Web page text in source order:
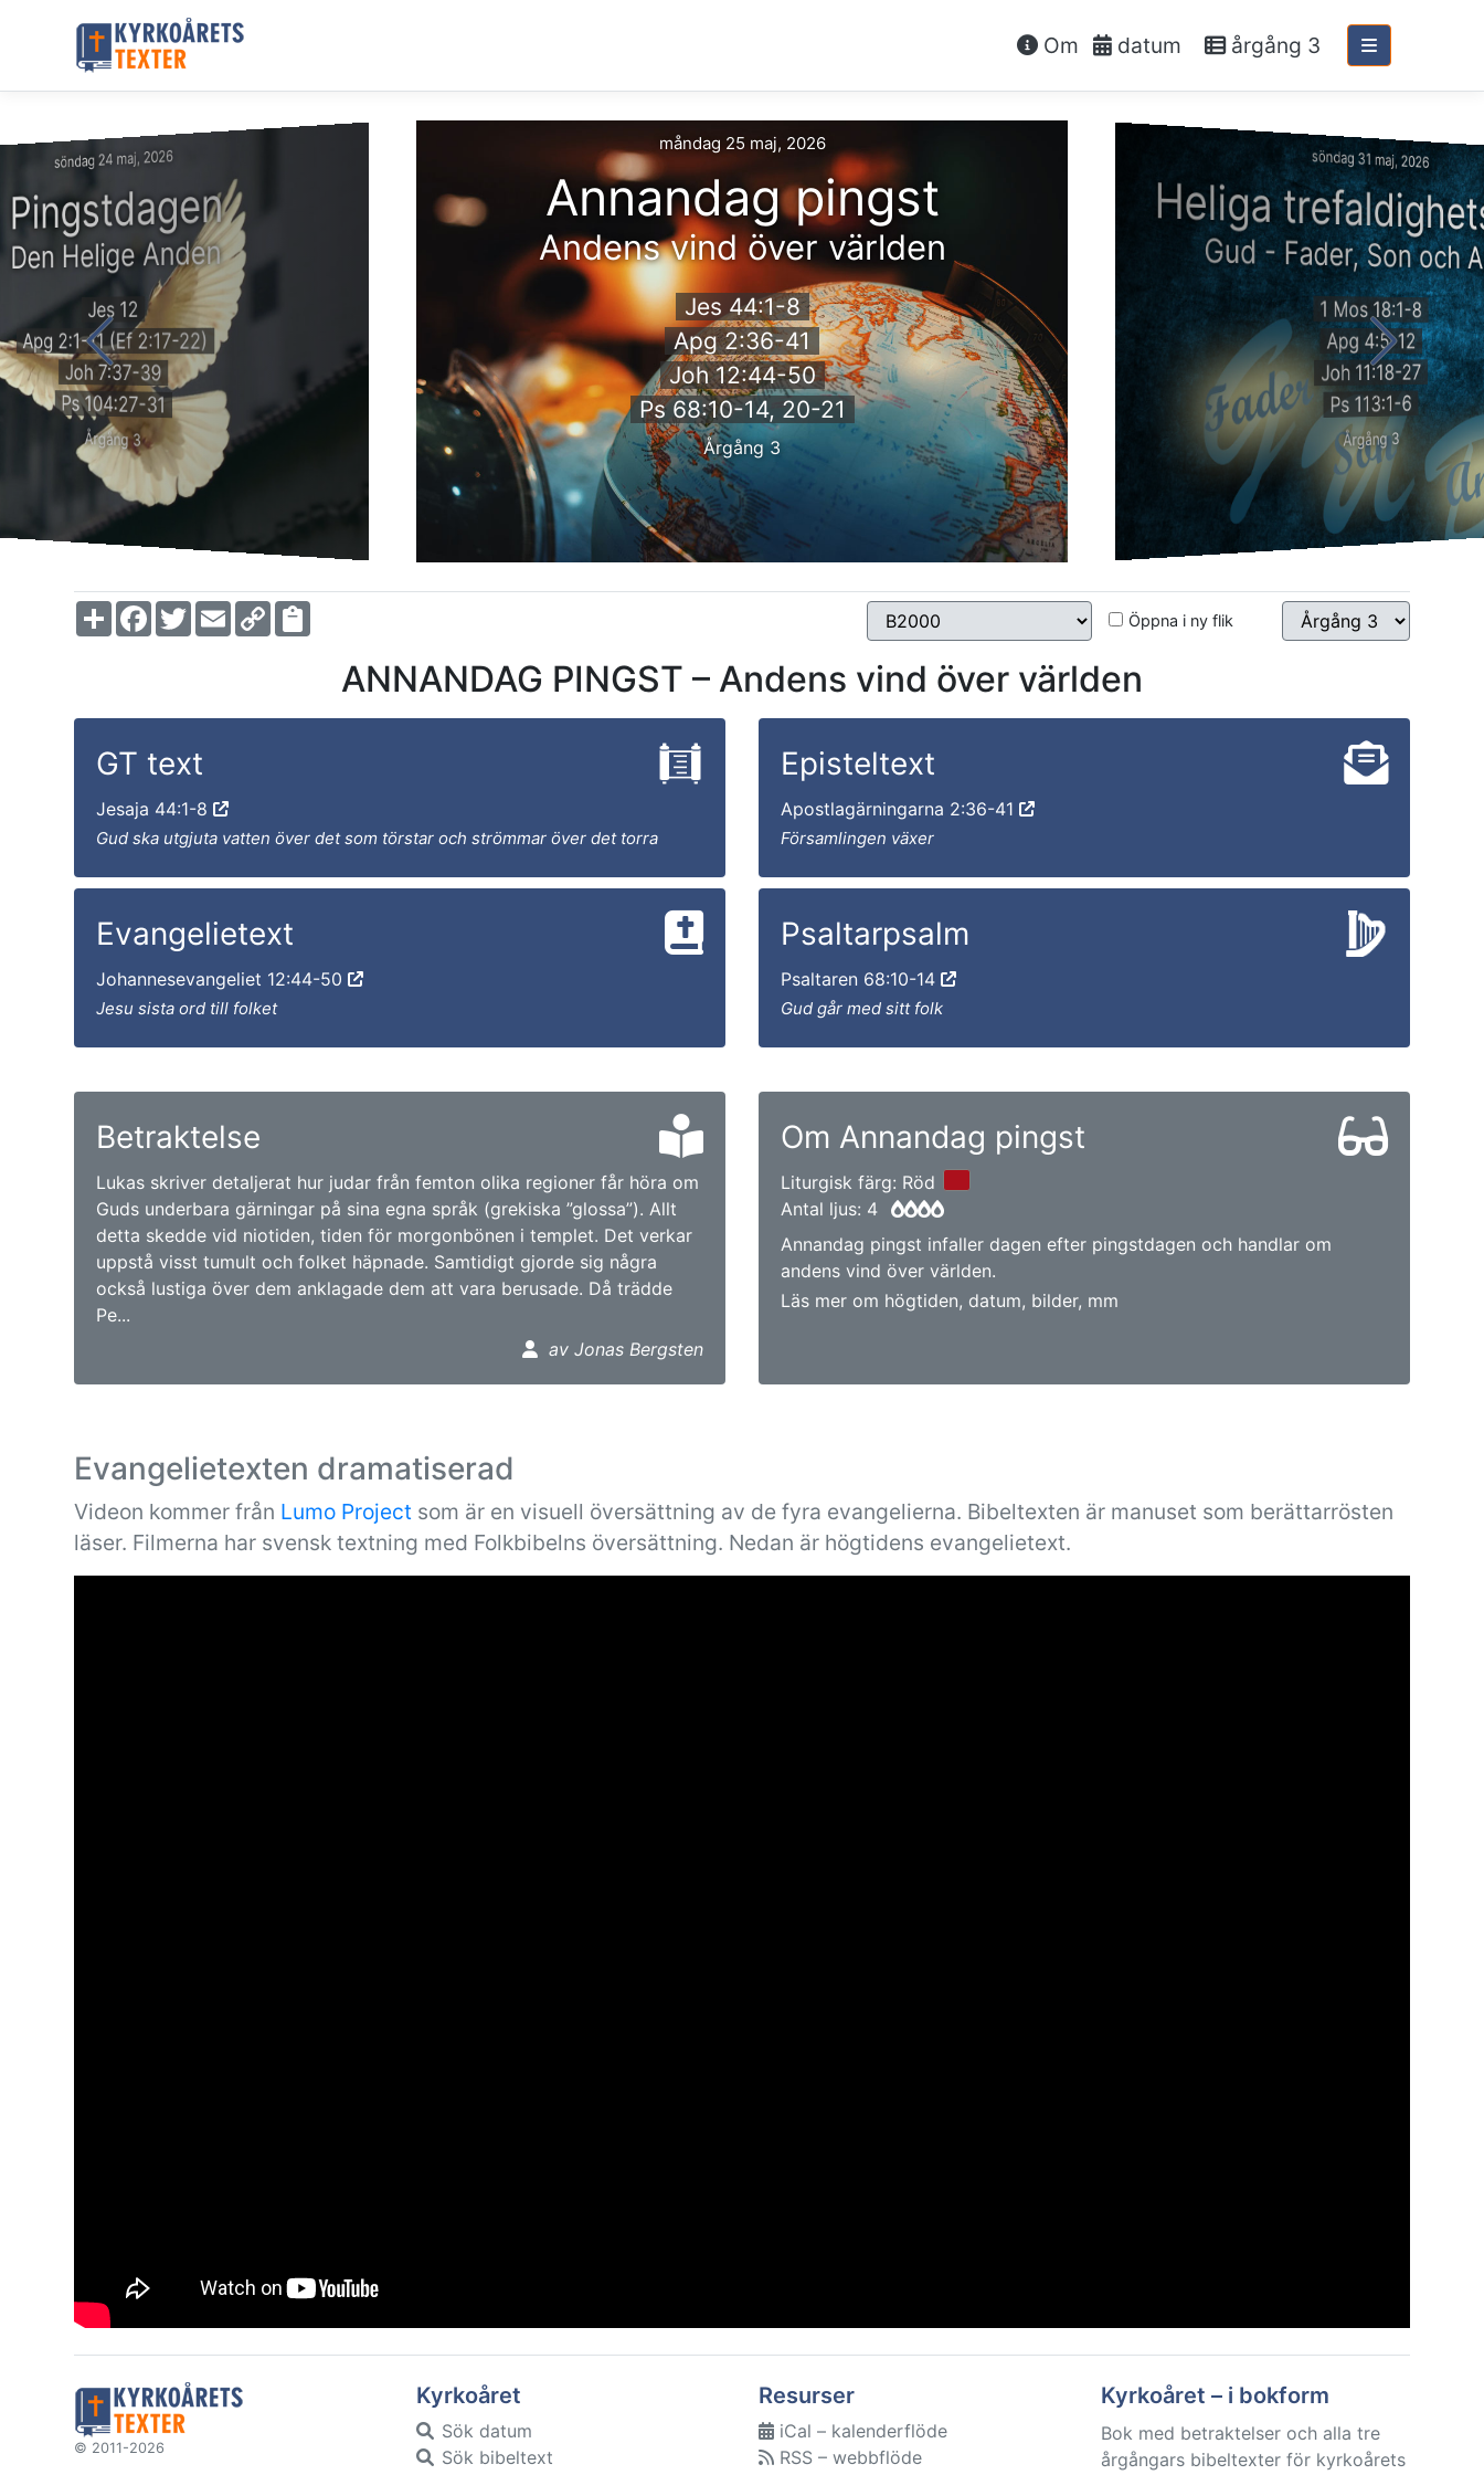
Om datum årgång 3
söndag 24 maj, 2026
Pingstdagen
Den Helige Anden
Jes 12
Apg 2:1-11 (Ef 2:17-22)
Joh 7:37-39
Ps 104:27-31
Årgång 3
måndag 25 maj, 2026
Annandag pingst
Andens vind över världen
Jes 44:1-8
Apg 2:36-41
Joh 12:44-50
Ps 68:10-14, 20-21
Årgång 3
söndag 31 maj, 2026
Heliga
Gud - Fader, Son och
1 Mos 18:1-8
Apg 4:5-12
Joh 11:18-27
Ps 113:1-6
Årgång 3
ShareFacebook
TwitterEmailCopy
Link Öppna i ny flik
ANNANDAG PINGST – Andens vind över världen
GT text
Jesaja 44:1-8
Gud ska utgjuta vatten över det som törstar och strömmar över det torra
Episteltext
Apostlagärningarna 2:36-41
Församlingen växer
Evangelietext
Johannesevangeliet 12:44-50
Jesu sista ord till folket
Psaltarpsalm
Psaltaren 68:10-14
Gud går med sitt folk
Betraktelse
Lukas skriver detaljerat hur judar från femton olika regioner får höra om
Guds underbara gärningar på sina egna språk (grekiska ”glossa”). Allt
detta skedde vid niotiden, tiden för morgonbönen i templet. Det verkar
uppstå visst tumult och folket häpnade. Samtidigt gjorde sig några
också lustiga över dem anklagade dem att vara berusade. Då trädde
Pe...
av Jonas Bergsten
Om Annandag pingst
Liturgisk färg: Röd
Antal ljus: 4
Annandag pingst infaller dagen efter pingstdagen och handlar om
andens vind över världen.
Läs mer om högtiden, datum, bilder, mm
Evangelietexten dramatiserad
Videon kommer från Lumo Project som är en visuell översättning av de fyra evangelierna. Bibeltexten är manuset som berättarrösten
läser. Filmerna har svensk textning med Folkbibelns översättning. Nedan är högtidens evangelietext.
© 2011-2026
Kyrkoåret
Sök datum
Sök bibeltext
Resurser
iCal – kalenderflöde
RSS – webbflöde
Kyrkoåret – i bokform
Bok med betraktelser och alla tre
årgångars bibeltexter för kyrkoårets